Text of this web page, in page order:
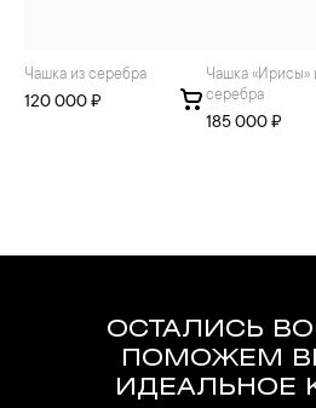
Чашка из серебра
120 000 ₽
Чашка «Ирисы» из
серебра
185 000 ₽
ОСТАЛИСЬ
ПОМОЖЕМ
ИДЕАЛЬНОЕ